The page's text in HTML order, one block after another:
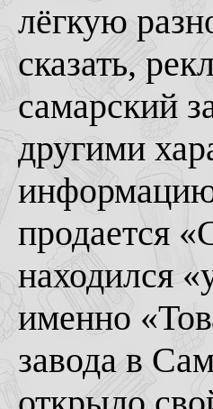
лёгкую
сказать,
самарский
другими
продается
находился
именно
завода в